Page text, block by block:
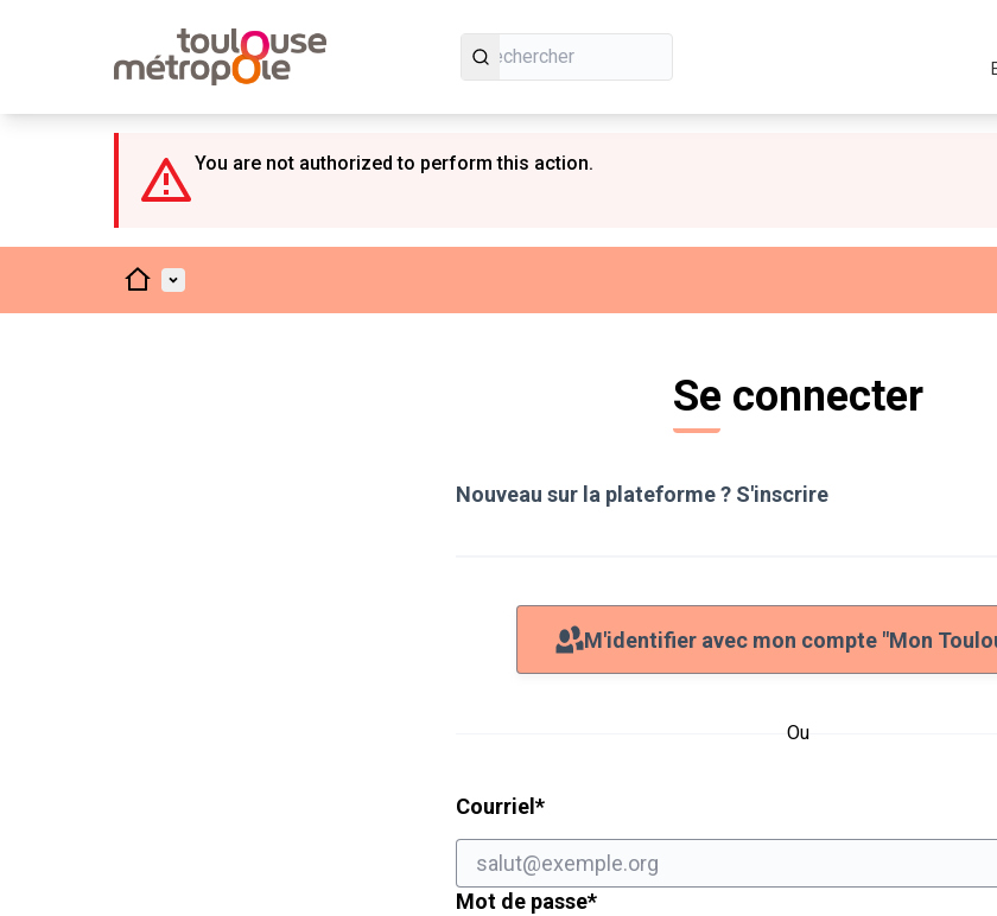
You are not authorized to perform this action.
AccueilMenu principal
Se connecter
Nouveau sur la plateforme ? S'inscrire
M'identifier avec mon compte "Mon
Ou
Courriel *Champ obligatoire
Mot de passe*Champ obligatoire